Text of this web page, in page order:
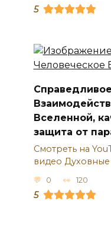
5
Вселенной,
защита от
Смотреть на
видео Духовные
0 120
5